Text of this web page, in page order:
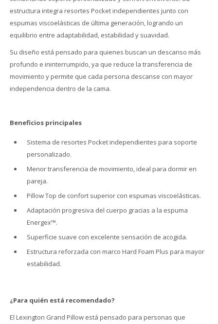
estructura integra resortes Pocket independientes junto con
espumas viscoelásticas de última generación, logrando un
equilibrio entre adaptabilidad, estabilidad y suavidad.
Su diseño está pensado para quienes buscan un descanso más
profundo e ininterrumpido, ya que reduce la transferencia de
movimiento y permite que cada persona descanse con mayor
independencia dentro de la cama.
Beneficios principales
Sistema de resortes Pocket independientes para soporte
personalizado.
Menor transferencia de movimiento, ideal para dormir en
pareja.
Pillow Top de confort superior con espumas viscoelásticas.
Adaptación progresiva del cuerpo gracias a la espuma
Energex™.
Superficie suave con excelente sensación de acogida.
Estructura reforzada con marco Hard Foam Plus para mayor
estabilidad.
¿Para quién está recomendado?
El Lexington Grand Pillow está pensado para personas que